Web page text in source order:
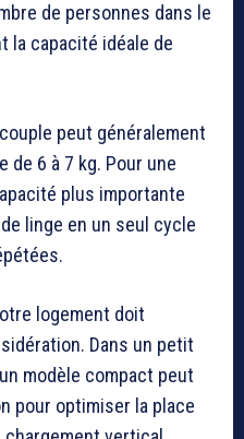
de personnes dans le
la capacité idéale de
peut généralement
de 6 à 7 kg. Pour une
plus importante
linge en un seul cycle
logement doit
Dans un petit
modèle compact peut
pour optimiser la place